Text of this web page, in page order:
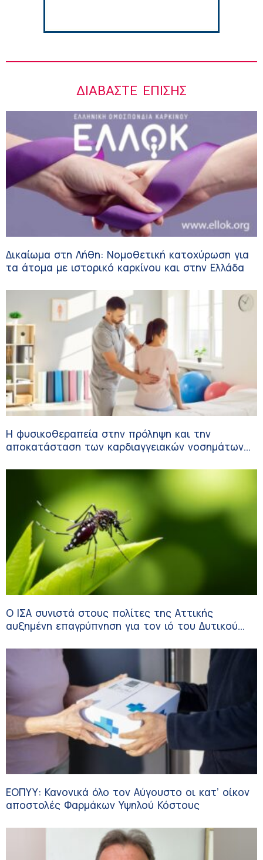
ΔΙΑΒΆΣΤΕ ΕΠΊΣΗΣ
Δικαίωμα στη Λήθη: Νομοθετική κατοχύρωση για
τα άτομα με ιστορικό καρκίνου και στην Ελλάδα
Η φυσικοθεραπεία στην πρόληψη και την
αποκατάσταση των καρδιαγγειακών νοσημάτων
Ο ΙΣΑ συνιστά στους πολίτες της Αττικής
αυξημένη επαγρύπνηση για τον ιό του Δυτικού
ΕΟΠΥΥ: Κανονικά όλο τον Αύγουστο οι κατ’ οίκον
αποστολές Φαρμάκων Υψηλού Κόστους